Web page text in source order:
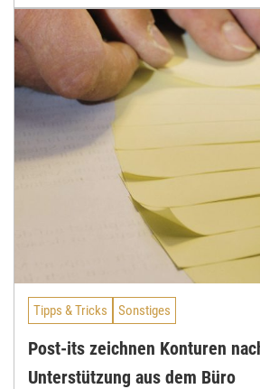
Tipps & Tricks Sonstiges
Post-its zeichnen Konturen
Unterstützung aus dem Büro